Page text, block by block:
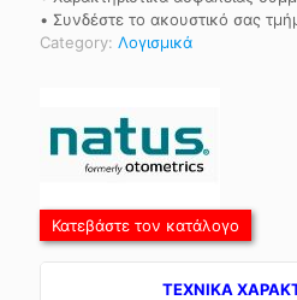
• Συνδέστε το ακουστικό σας
Category: Λογισμικά
Κατεβάστε τον κατάλογο
TEXNIKA